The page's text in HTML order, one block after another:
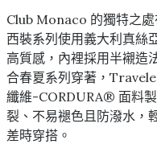
Club Monaco 的獨特之
西裝系列使用義大利真絲
高質感，內裡採用半襯造
合春夏系列穿著，
纖維-CORDURA® 面料
裂、不易褪色且防潑水，
差時穿搭。